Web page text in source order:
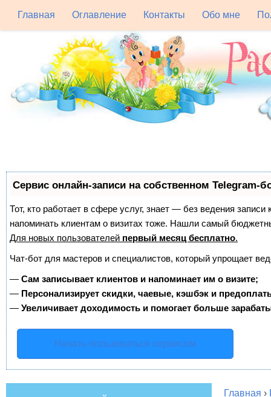
Главная Оглавление Контакты Обо мне
Сервис онлайн-записи на собственном Telegram-
Тот, кто работает в сфере услуг, знает — без ведения
напоминать клиентам о визитах тоже. Нашли самый
Для новых пользователей первый месяц бесплатно.
Чат-бот для мастеров и специалистов, который упрощает
— Сам записывает клиентов и напоминает им о визите;
— Персонализирует скидки, чаевые, кэшбэк и
— Увеличивает доходимость и помогает больше
Начать пользоваться сервисом
Главная ›